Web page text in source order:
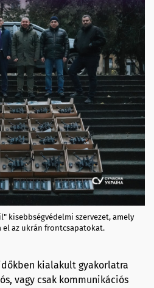
kisebbségvédelmi szervezet, amely
az ukrán frontcsapatokat.
kialakult gyakorlatra
vagy csak kommunikációs